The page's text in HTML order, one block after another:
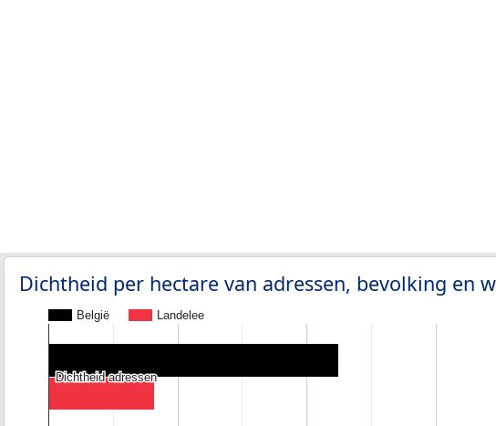
Dichtheid per hectare van adressen, bevolking en
België Landelee
Dichtheid adressen
Dichtheid adressen